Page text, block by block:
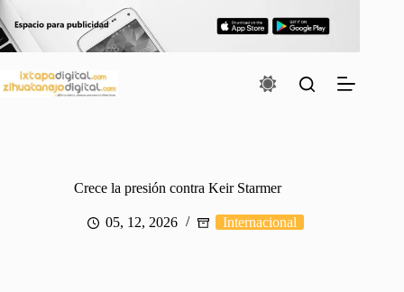
al
contenido
Crece la presión contra Keir Starmer
05, 12, 2026 Internacional